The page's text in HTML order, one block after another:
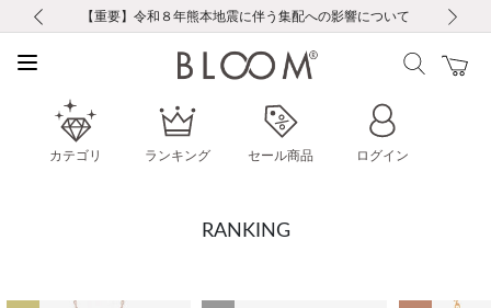
会員限定！レビュー投稿で100ポイントプレゼント
【重要】夏季休業の営業についてのご案内
【重要】令和８年熊本地震に伴う集配への影響について
【重要】ギフトラッピング料金改定および仕様変更のお知らせ
税込5,500円以上で送料無料｜最短24時間以内に発送
新規会員登録で1000ポイントプレゼント！
新規LINE友だち登録で500円クーポンプレゼント
会員限定！レビュー投稿で100ポイントプレゼント
【重要】夏季休業の営業についてのご案内
カテゴリ ランキング セール商品 ログイン
RANKING